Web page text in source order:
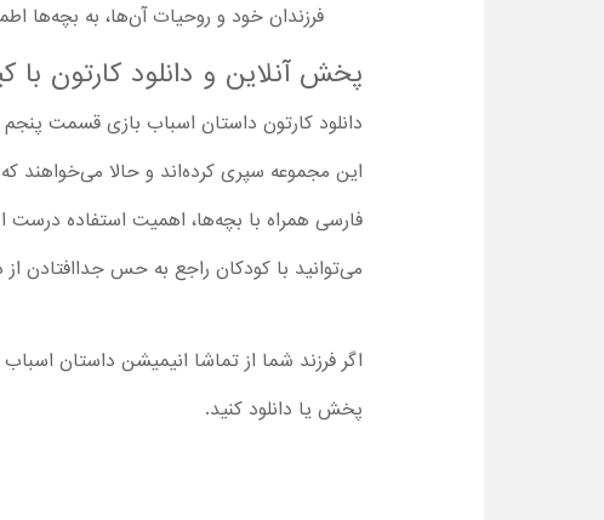
فرزندان خود و روحیات آن‌ها، به بچه‌ها
پخش آنلاین و دانلود کارتون با کیفیت بالا
دانلود کارتون داستان اسباب بازی قسمت
فارسی همراه با بچه‌ها، اهمیت استفاده درست
می‌توانید با کودکان راجع به حس جداافتادن
اگر فرزند شما از تماشا انیمیشن داستان اسباب بازی 5 لذت برد،
پخش یا دانلود کنید.